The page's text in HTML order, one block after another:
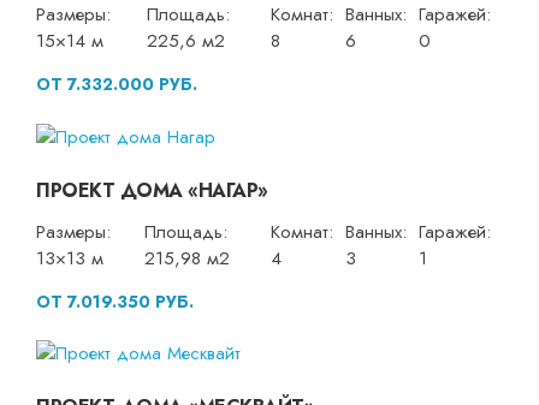
Размеры:
15×14 м
Площадь:
225,6 м2
Комнат:
8
Ванных:
6
Гаражей:
0
ОТ 7.332.000 РУБ.
ПРОЕКТ ДОМА «НАГАР»
Размеры:
13×13 м
Площадь:
215,98 м2
Комнат:
4
Ванных:
3
Гаражей:
1
ОТ 7.019.350 РУБ.